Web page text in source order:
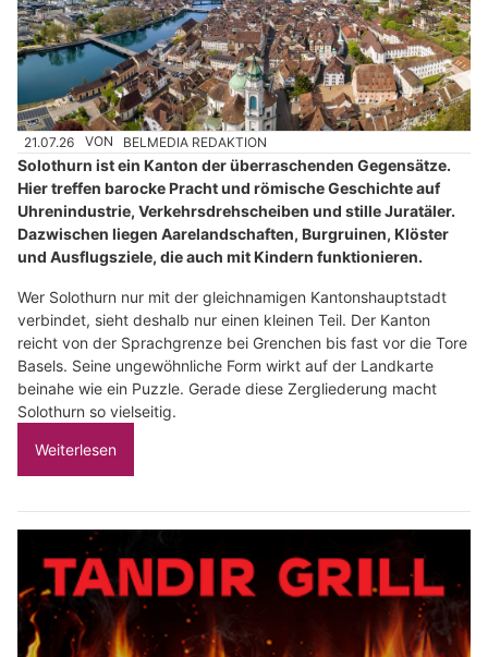
21.07.26 VON BELMEDIA REDAKTION
Solothurn ist ein Kanton der überraschenden Gegensätze.
Hier treffen barocke Pracht und römische Geschichte auf
Uhrenindustrie, Verkehrsdrehscheiben und stille Juratäler.
Dazwischen liegen Aarelandschaften, Burgruinen, Klöster
und Ausflugsziele, die auch mit Kindern funktionieren.
Wer Solothurn nur mit der gleichnamigen Kantonshauptstadt
verbindet, sieht deshalb nur einen kleinen Teil. Der Kanton
reicht von der Sprachgrenze bei Grenchen bis fast vor die Tore
Basels. Seine ungewöhnliche Form wirkt auf der Landkarte
beinahe wie ein Puzzle. Gerade diese Zergliederung macht
Solothurn so vielseitig.
Weiterlesen